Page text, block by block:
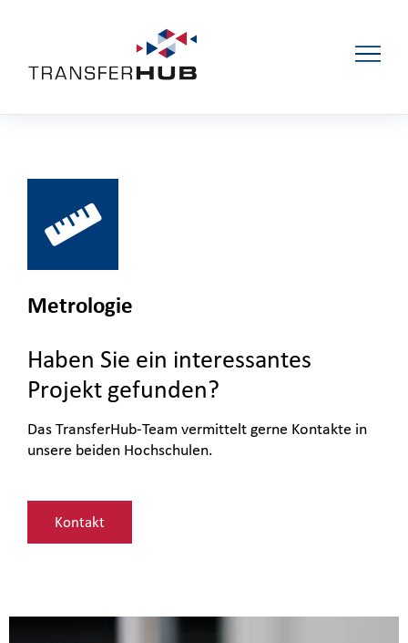
Metrologie
Haben Sie ein interessantes
Projekt gefunden?
Das TransferHub-Team vermittelt gerne Kontakte in
unsere beiden Hochschulen.
Kontakt